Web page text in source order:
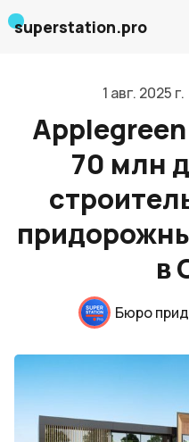
Дизайн и
superstation.pro
1 авг. 2025 г.
70 млн
в
Бюро